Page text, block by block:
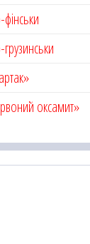
оксамит»